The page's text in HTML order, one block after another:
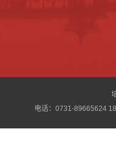
电话：0731-89665624